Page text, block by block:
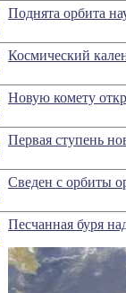
Поднята орбита
Космический
Новую комету
Первая ступень
Сведен с орбиты
Песчанная буря